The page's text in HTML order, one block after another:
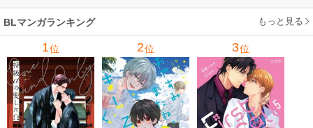
BLマンガランキング もっと見る
1位 2位 3位